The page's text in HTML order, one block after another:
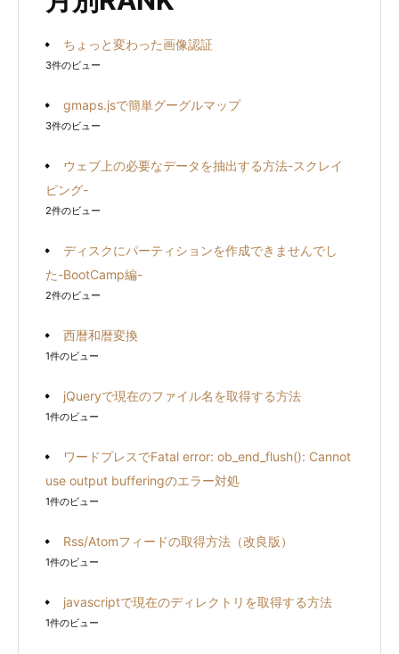
ちょっと変わった画像認証
3件のビュー
gmaps.jsで簡単グーグルマップ
3件のビュー
ウェブ上の必要なデータを抽出する方法-スクレイ
ピング-
2件のビュー
ディスクにパーティションを作成できませんでし
た-BootCamp編-
2件のビュー
西暦和暦変換
1件のビュー
jQueryで現在のファイル名を取得する方法
1件のビュー
ワードプレスでFatal error: ob_end_flush(): Cannot
use output bufferingのエラー対処
1件のビュー
Rss/Atomフィードの取得方法（改良版）
1件のビュー
javascriptで現在のディレクトリを取得する方法
1件のビュー